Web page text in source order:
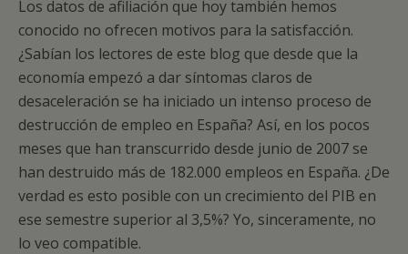
Los datos de afiliación que hoy también hemos
conocido no ofrecen motivos para la satisfacción.
¿Sabían los lectores de este blog que desde que la
economía empezó a dar síntomas claros de
desaceleración se ha iniciado un intenso proceso de
destrucción de empleo en España? Así, en los pocos
meses que han transcurrido desde junio de 2007 se
han destruido más de 182.000 empleos en España. ¿De
verdad es esto posible con un crecimiento del PIB en
ese semestre superior al 3,5%? Yo, sinceramente, no
lo veo compatible.